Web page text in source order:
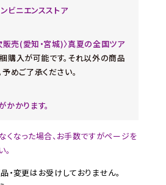
ビニエンスストア
販売(愛知・宮城)〉真夏の全国ツア
購入が可能です。それ以外の商品
めご了承ください。
かります。
くなった場合、お手数ですがページを
変更はお受けしておりません。